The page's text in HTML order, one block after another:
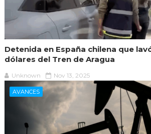
Detenida en España chilena que
dólares del Tren de Aragua
Unknown Nov 13, 2025
AVANCES